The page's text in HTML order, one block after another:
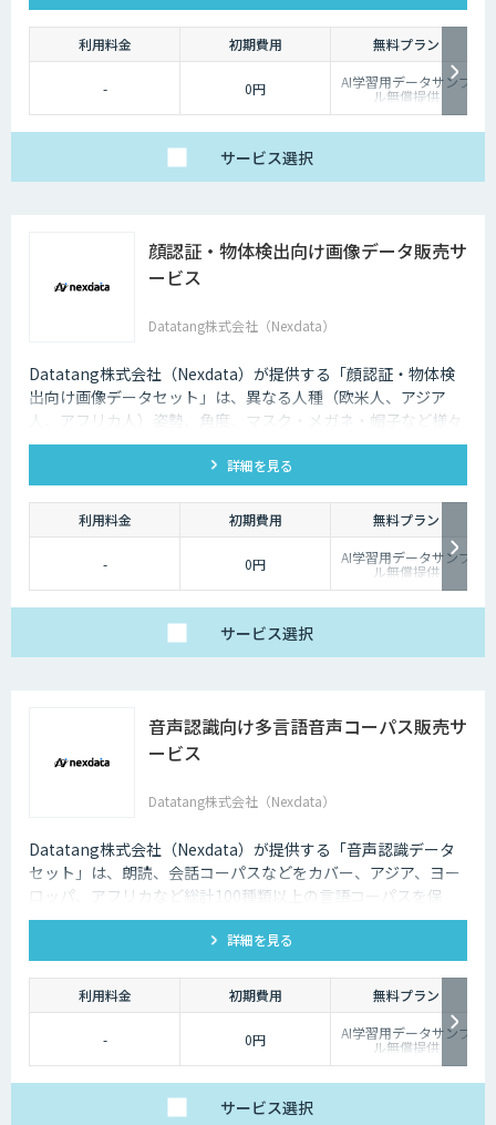
利用料金 初期費用 無料プラン
- 0円 AI学習用データサンプ
ル無償提供
サービス選択
顔認証・物体検出向け画像データ販売サ
ービス
Datatang株式会社（Nexdata）
Datatang株式会社（Nexdata）が提供する「顔認証・物体検
出向け画像データセット」は、異なる人種（欧米人、アジア
人、アフリカ人）姿勢、角度、マスク・メガネ・帽子など様々
な状況をカバー、総計500万枚を超えています。
詳細を見る
利用料金 初期費用 無料プラン
- 0円 AI学習用データサンプ
ル無償提供
サービス選択
音声認識向け多言語音声コーパス販売サ
ービス
Datatang株式会社（Nexdata）
Datatang株式会社（Nexdata）が提供する「音声認識データ
セット」は、朗読、会話コーパスなどをカバー、アジア、ヨー
ロッパ、アフリカなど総計100種類以上の言語コーパスを保
有、様々な音声認識・合成タスクに対応可能です。
詳細を見る
利用料金 初期費用 無料プラン
- 0円 AI学習用データサンプ
ル無償提供
サービス選択